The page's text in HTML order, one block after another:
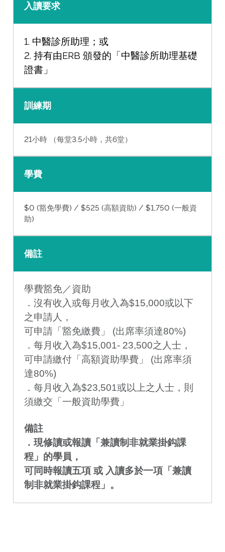
入讀要求
1. 中醫診所助理；或
2. 持有由ERB 頒發的「中醫診所助理基礎
證書」
訓練期
21小時 （每堂3.5小時，共6堂）
學費
$0 (豁免學費) / $525 (高額資助) / $1,750 (一般資
助)
備註
學費豁免／資助
．沒有收入或每月收入為$15,000或以下
之申請人，
可申請「豁免繳費」 (出席率須達80%)
．每月收入為$15,001- 23,500之人士，
可申請繳付「高額資助學費」 (出席率須
達80%)
．每月收入為$23,501或以上之人士，則
須繳交「一般資助學費」
備註
．現修讀或報讀「兼讀制非就業掛鈎課
程」的學員，
可同時報讀五項 或 入讀多於一項「兼讀
制非就業掛鈎課程」。